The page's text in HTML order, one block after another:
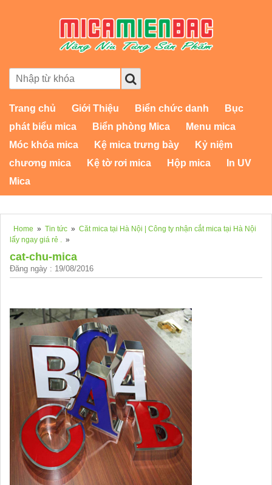
Trang chủ Giới Thiệu Biển chức danh
Bục
phát biểu mica
Biển phòng Mica
Menu mica
Móc khóa mica
Kệ mica trưng bày
Kỷ niệm
chương mica
Kệ tờ rơi mica Hộp mica
In UV
Mica
Home » Tin tức » Căt mica tại Hà Nội | Công ty nhận cắt mica tại Hà Nội
lấy ngay giá rẻ . »
cat-chu-mica
Đăng ngày : 19/08/2016